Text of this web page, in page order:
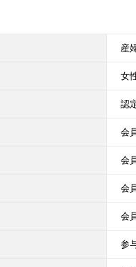
産
女
認
会
会
会
会
参